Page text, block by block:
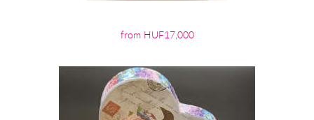
from HUF17,000